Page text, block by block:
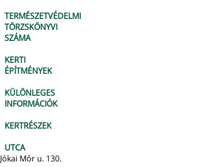
TERMÉSZETVÉDELMI
TÖRZSKÖNYVI
SZÁMA
KERTI
ÉPÍTMÉNYEK
KÜLÖNLEGES
INFORMÁCIÓK
KERTRÉSZEK
UTCA
Jókai Mór u. 130.